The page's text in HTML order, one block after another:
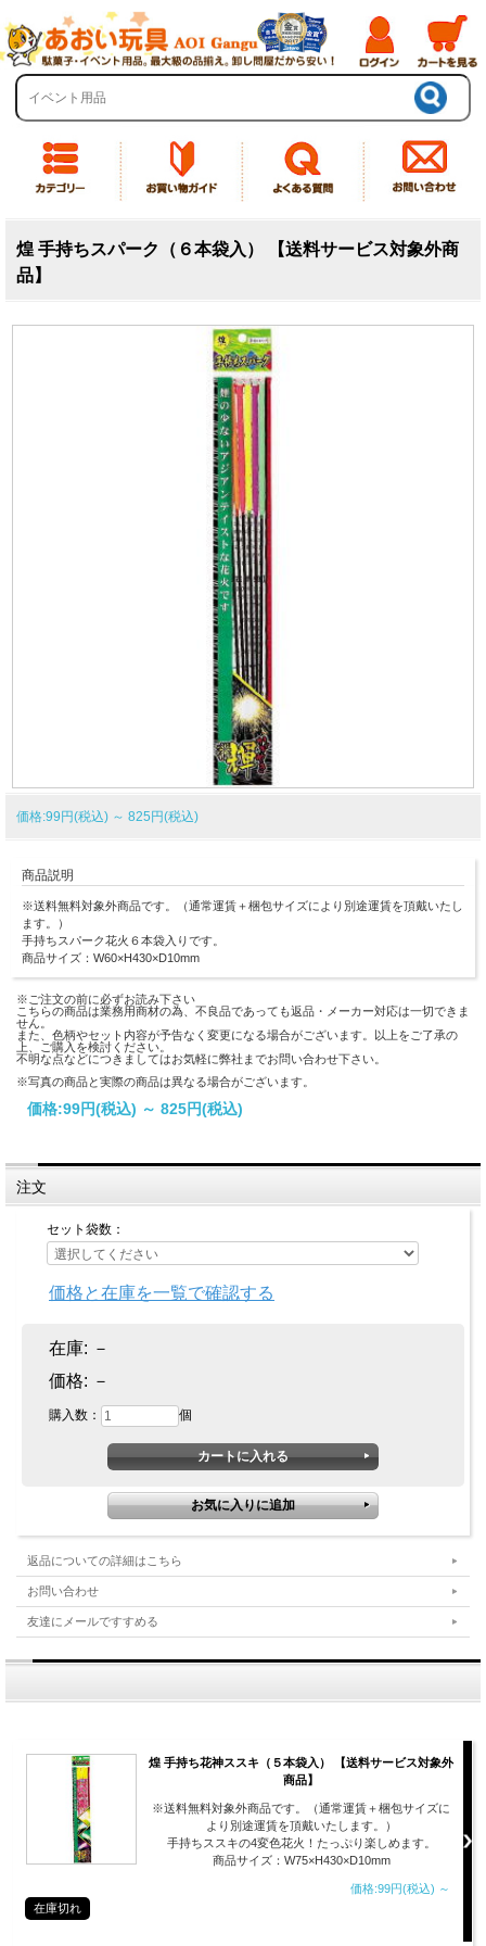
煌 手持ちスパーク（６本袋入） 【送料サービス対象外商
品】
価格:99円(税込) ～ 825円(税込)
商品説明
※送料無料対象外商品です。（通常運賃＋梱包サイズにより別途運賃を頂戴いたし
ます。）
手持ちスパーク花火６本袋入りです。
商品サイズ：W60×H430×D10mm
※ご注文の前に必ずお読み下さい
こちらの商品は業務用商材の為、不良品であっても返品・メーカー対応は一切できま
せん。
また、色柄やセット内容が予告なく変更になる場合がございます。以上をご了承の
上、ご購入を検討ください。
不明な点などにつきましてはお気軽に弊社までお問い合わせ下さい。
※写真の商品と実際の商品は異なる場合がございます。
価格:99円(税込) ～ 825円(税込)
注文
セット袋数：
価格と在庫を一覧で確認する
在庫: －
価格: －
購入数： 個
返品についての詳細はこちら
お問い合わせ
友達にメールですすめる
煌 手持ち花神ススキ（５本袋入） 【送料サービス対象外
商品】
※送料無料対象外商品です。（通常運賃＋梱包サイズに
より別途運賃を頂戴いたします。）
手持ちススキの4変色花火！たっぷり楽しめます。
商品サイズ：W75×H430×D10mm
価格:99円(税込) ～
在庫切れ